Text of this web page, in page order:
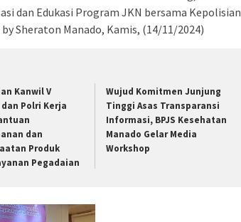
dan Edukasi Program JKN bersama Kepolisian
Sheraton Manado, Kamis, (14/11/2024)
Kanwil V
Polri Kerja
dan
Produk
Pegadaian
Wujud Komitmen Junjung
Tinggi Asas Transparansi
Informasi, BPJS Kesehatan
Manado Gelar Media
Workshop